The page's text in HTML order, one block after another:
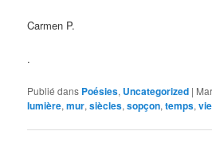
Carmen P.
.
Publié dans Poésies, Uncategorized |
lumière,mur,siècles,sopçon,temps,